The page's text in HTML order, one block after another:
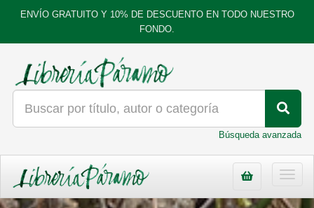
ENVÍO GRATUITO Y 10% DE DESCUENTO EN TODO NUESTRO
FONDO.
Búsqueda avanzada